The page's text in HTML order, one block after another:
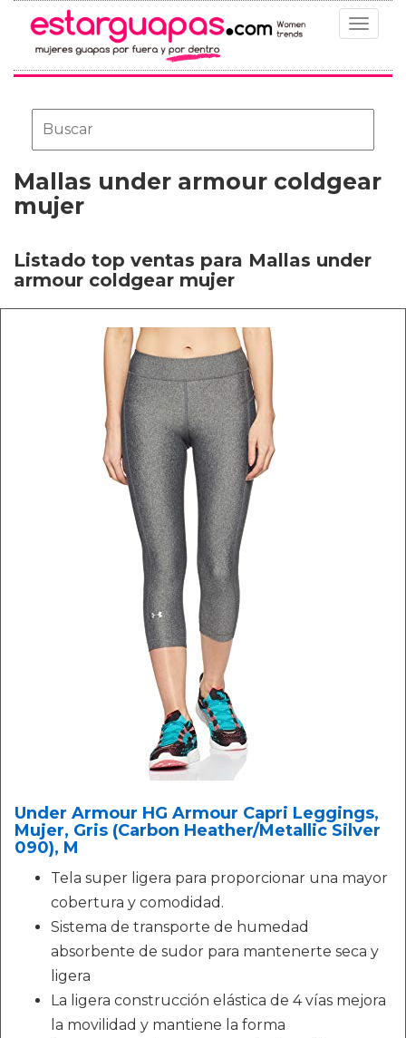
Toggle
Mallas under armour coldgear
mujer
Listado top ventas para Mallas under
armour coldgear mujer
Under Armour HG Armour Capri Leggings,
Mujer, Gris (Carbon Heather/Metallic Silver
090), M
Tela super ligera para proporcionar una mayor
cobertura y comodidad.
Sistema de transporte de humedad
absorbente de sudor para mantenerte seca y
ligera
La ligera construcción elástica de 4 vías mejora
la movilidad y mantiene la forma